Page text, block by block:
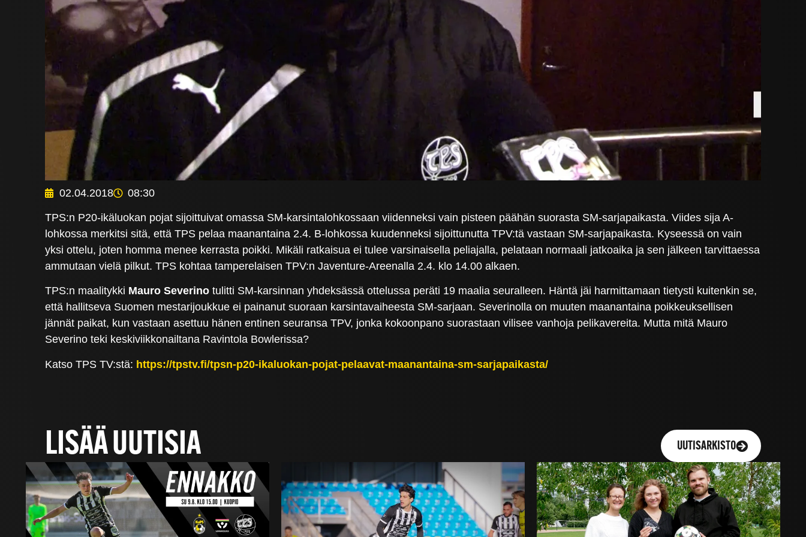
02.04.2018 08:30
TPS:n P20-ikäluokan pojat sijoittuivat omassa SM-karsintalohkossaan viidenneksi vain pisteen päähän suorasta SM-sarjapaikasta. Viides sija A-
lohkossa merkitsi sitä, että TPS pelaa maanantaina 2.4. B-lohkossa kuudenneksi sijoittunutta TPV:tä vastaan SM-sarjapaikasta. Kyseessä on vain
yksi ottelu, joten homma menee kerrasta poikki. Mikäli ratkaisua ei tulee varsinaisella peliajalla, pelataan normaali jatkoaika ja sen jälkeen tarvittaessa
ammutaan vielä pilkut. TPS kohtaa tamperelaisen TPV:n Javenture-Areenalla 2.4. klo 14.00 alkaen.
TPS:n maalitykki Mauro Severino tulitti SM-karsinnan yhdeksässä ottelussa peräti 19 maalia seuralleen. Häntä jäi harmittamaan tietysti kuitenkin se,
että hallitseva Suomen mestarijoukkue ei painanut suoraan karsintavaiheesta SM-sarjaan. Severinolla on muuten maanantaina poikkeuksellisen
jännät paikat, kun vastaan asettuu hänen entinen seuransa TPV, jonka kokoonpano suorastaan vilisee vanhoja pelikavereita. Mutta mitä Mauro
Severino teki keskiviikkonailtana Ravintola Bowlerissa?
Katso TPS TV:stä: https://tpstv.fi/tpsn-p20-ikaluokan-pojat-pelaavat-maanantaina-sm-sarjapaikasta/
LISÄÄ UUTISIA UUTISARKISTO